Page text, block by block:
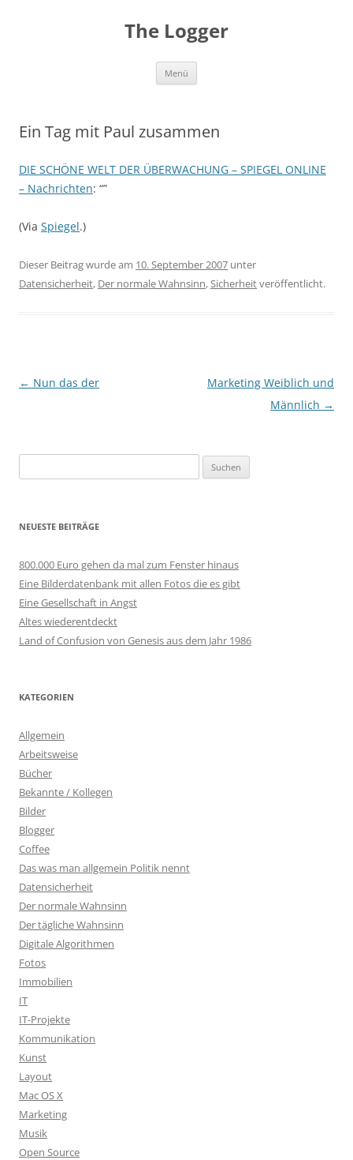
The Logger
Menü
Ein Tag mit Paul zusammen
DIE SCHÖNE WELT DER ÜBERWACHUNG – SPIEGEL ONLINE
– Nachrichten: “”
(Via Spiegel.)
Dieser Beitrag wurde am 10. September 2007 unter
Datensicherheit, Der normale Wahnsinn,Sicherheitveröffentlicht.
Beitragsnavigation
← Nun das der
Marketing Weiblich und
Männlich →
nach:
NEUESTE BEITRÄGE
800.000 Euro gehen da mal zum Fenster hinaus
Eine Bilderdatenbank mit allen Fotos die es gibt
Eine Gesellschaft in Angst
Altes wiederentdeckt
Land of Confusion von Genesis aus dem Jahr 1986
KATEGORIEN
Allgemein
Arbeitsweise
Bücher
Bekannte / Kollegen
Bilder
Blogger
Coffee
Das was man allgemein Politik nennt
Datensicherheit
Der normale Wahnsinn
Der tägliche Wahnsinn
Digitale Algorithmen
Fotos
Immobilien
IT
IT-Projekte
Kommunikation
Kunst
Layout
Mac OS X
Marketing
Musik
Open Source